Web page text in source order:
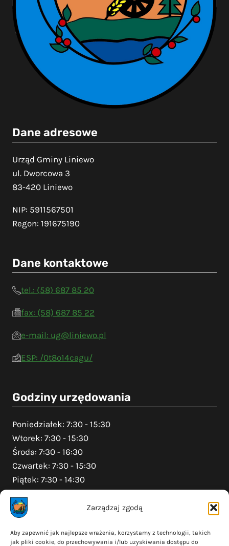
Zarządzaj zgodą
Aby zapewnić jak najlepsze wrażenia, korzystamy z technologii, takich
jak pliki cookie, do przechowywania i/lub uzyskiwania dostępu do
Dane adresowe
Urząd Gminy Liniewo
ul. Dworcowa 3
83-420 Liniewo
NIP: 5911567501
Regon: 191675190
Dane kontaktowe
tel.: (58) 687 85 20
fax: (58) 687 85 22
e-mail: ug@liniewo.pl
ESP: /0t8o14cagu/
Godziny urzędowania
Poniedziałek: 7:30 - 15:30
Wtorek: 7:30 - 15:30
Środa: 7:30 - 16:30
Czwartek: 7:30 - 15:30
Piątek: 7:30 - 14:30
Na skróty